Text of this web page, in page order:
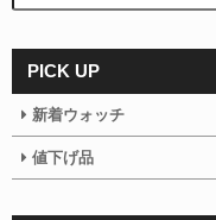
PICK UP
新着ウォッチ
値下げ品